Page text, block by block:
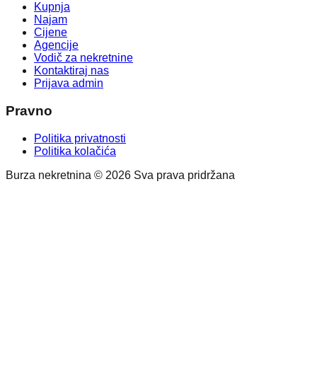
Kupnja
Najam
Cijene
Agencije
Vodič za nekretnine
Kontaktiraj nas
Prijava admin
Pravno
Politika privatnosti
Politika kolačića
Burza nekretnina © 2026 Sva prava pridržana